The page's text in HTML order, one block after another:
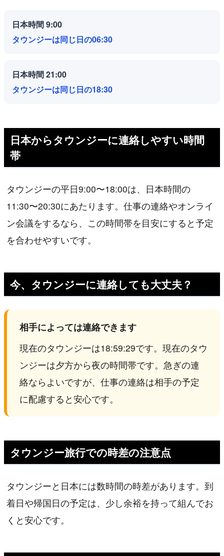
日本時間 9:00
タウンジーは同じ日の06:30
日本時間 21:00
タウンジーは同じ日の18:30
日本からタウンジーに連絡しやすい時間
帯
タウンジーの平日9:00〜18:00は、日本時間の
11:30〜20:30にあたります。仕事の連絡やオンライ
ン会議をするなら、この時間帯を目安にすると予定
を合わせやすいです。
今、タウンジーに連絡しても大丈夫？
相手によっては連絡できます
現在のタウンジーは18:59:29です。現在のタウ
ンジーは夕方から夜の時間帯です。急ぎの連
絡ならよいですが、仕事の連絡は相手の予定
に配慮すると安心です。
タウンジー旅行での時差の注意点
タウンジーと日本には数時間の時差があります。到
着日や帰国日の予定は、少し余裕を持って組んでお
くと安心です。